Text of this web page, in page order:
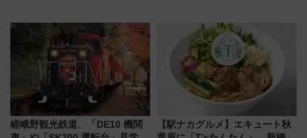
嵯峨野観光鉄道、「DE10 機関
【駅ナカグルメ】エキュート秋